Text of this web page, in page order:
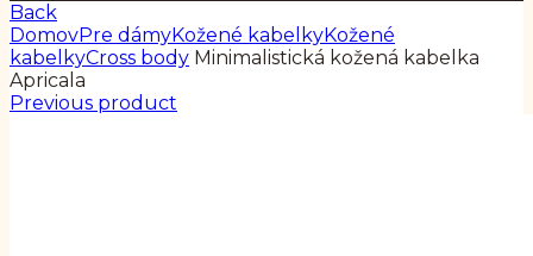
Back
DomovPre dámyKožené kabelkyKožené
kabelkyCross body Minimalistická kožená kabelka
Apricala
Previous product